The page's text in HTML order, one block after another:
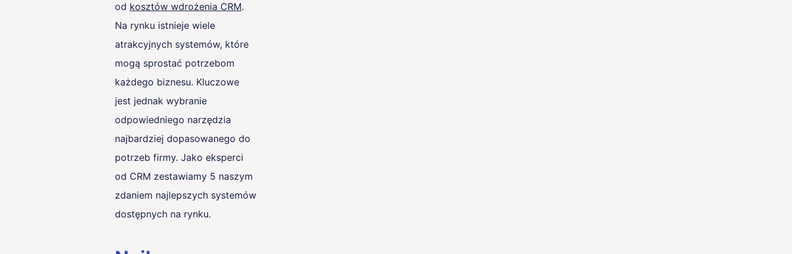
od kosztów wdrożenia CRM.
Na rynku istnieje wiele
atrakcyjnych systemów, które
mogą sprostać potrzebom
każdego biznesu. Kluczowe
jest jednak wybranie
odpowiedniego narzędzia
najbardziej dopasowanego do
potrzeb firmy. Jako eksperci
od CRM zestawiamy 5 naszym
zdaniem najlepszych systemów
dostępnych na rynku.